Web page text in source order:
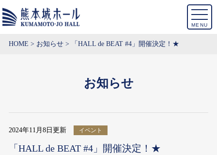
MENU
HOME お知らせ 「HALL de BEAT #4」開催決定！★
お知らせ
2024年11月8日更新 イベント
「HALL de BEAT #4」開催決定！★